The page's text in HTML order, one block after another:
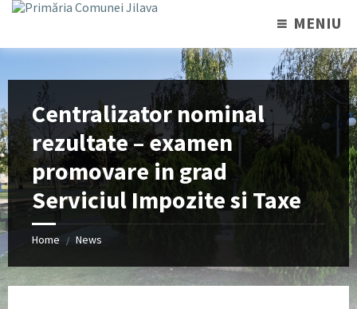
MENIU
Centralizator nominal
rezultate – examen
promovare in grad
Serviciul Impozite si Taxe
Home / News